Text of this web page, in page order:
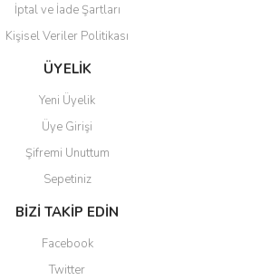
Gönder
İptal ve İade Şartları
Kişisel Veriler Politikası
ÜYELİK
Yeni Üyelik
Üye Girişi
Şifremi Unuttum
Sepetiniz
BİZİ TAKİP EDİN
Facebook
Twitter